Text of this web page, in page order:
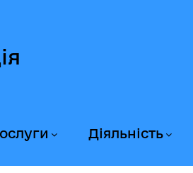
Діяльність